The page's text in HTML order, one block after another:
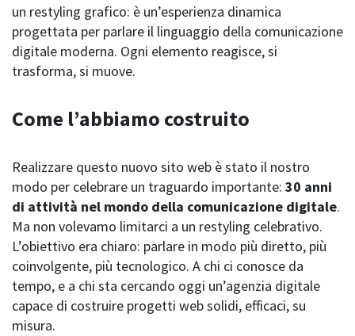
un restyling grafico: è un’esperienza dinamica
progettata per parlare il linguaggio della comunicazione
digitale moderna. Ogni elemento reagisce, si
trasforma, si muove.
Come l’abbiamo costruito
Realizzare questo nuovo sito web è stato il nostro
modo per celebrare un traguardo importante: 30 anni
di attività nel mondo della comunicazione digitale.
Ma non volevamo limitarci a un restyling celebrativo.
L’obiettivo era chiaro: parlare in modo più diretto, più
coinvolgente, più tecnologico. A chi ci conosce da
tempo, e a chi sta cercando oggi un’agenzia digitale
capace di costruire progetti web solidi, efficaci, su
misura.